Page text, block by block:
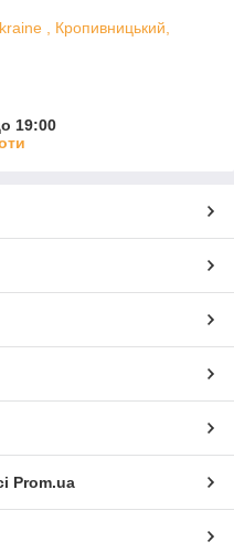
, Кропивницький,
19:00
Prom.ua